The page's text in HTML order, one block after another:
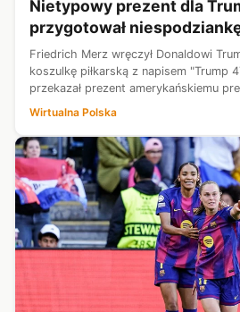
Nietypowy prezent dla
przygotował
Friedrich Merz wręczył Donaldowi
koszulkę piłkarską z napisem "Trump
przekazał prezent amerykańskiemu
urodzin podczas szczytu G7 w Evian.
Wirtualna Polska